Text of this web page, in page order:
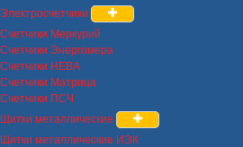
Электросчетчики
Счетчики Меркурий
Счетчики Энергомера
Счетчики НЕВА
Счетчики Матрица
Счетчики ПСЧ
Щитки металлические
Щитки металлические ИЭК